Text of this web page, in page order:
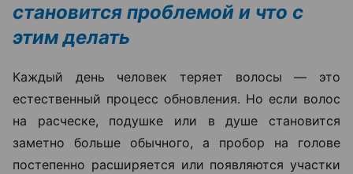
становится проблемой и что с
этим делать
Каждый день человек теряет волосы — это
естественный процесс обновления. Но если волос
на расческе, подушке или в душе становится
заметно больше обычного, а пробор на голове
постепенно расширяется или появляются участки